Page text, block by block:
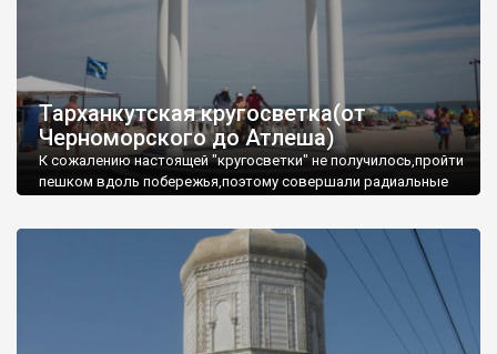
Тарханкутская кругосветка(от
Черноморского до Атлеша)
К сожалению настоящей "кругосветки" не получилось,пройти
пешком вдоль побережья,поэтому совершали радиальные